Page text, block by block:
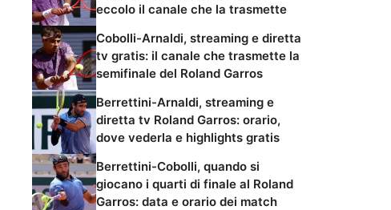
eccolo il canale che la trasmette
Cobolli-Arnaldi, streaming e diretta
tv gratis: il canale che trasmette la
semifinale del Roland Garros
Berrettini-Arnaldi, streaming e
diretta tv Roland Garros: orario,
dove vederla e highlights gratis
Berrettini-Cobolli, quando si
giocano i quarti di finale al Roland
Garros: data e orario dei match